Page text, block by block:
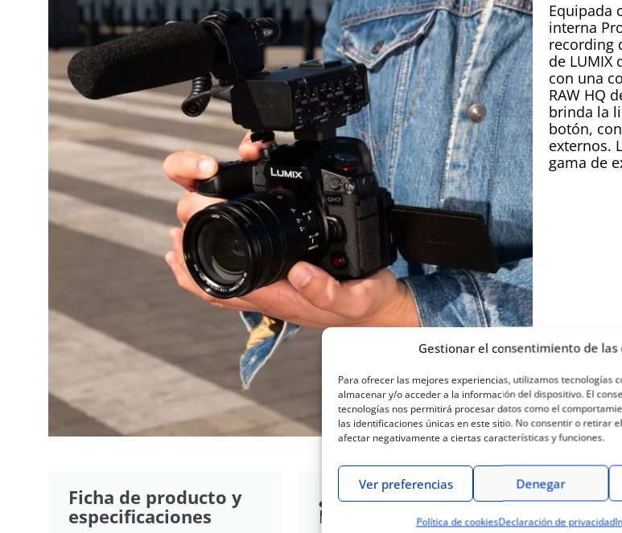
Gestionar el consentimiento de las
Para ofrecer las mejores experiencias, utilizamos tecnologías
almacenar y/o acceder a la información del dispositivo. El
tecnologías nos permitirá procesar datos como el
las identificaciones únicas en este sitio. No consentir o retirar
afectar negativamente a ciertas características y funciones.
Denegar
Ver preferencias
Política de cookiesDeclaración de privacidad
Equipada
interna
recording
de
con una
RAW HQ
brinda la
botón,
externos.
gama de
Ficha de producto y
especificaciones
¿Dónde comprar la
DC-G7?